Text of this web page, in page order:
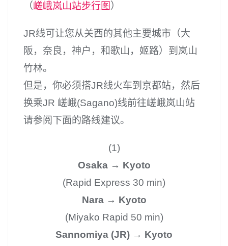
（嵯峨岚山站步行图）
JR线可让您从关西的其他主要城市（大
阪，奈良，神户，和歌山，姬路）到岚山
竹林。
但是，你必须搭JR线火车到京都站，然后
换乘JR 嵯峨(Sagano)线前往嵯峨岚山站
请参阅下面的路线建议。
(1)
Osaka → Kyoto
(Rapid Express 30 min)
Nara → Kyoto
(Miyako Rapid 50 min)
Sannomiya (JR) → Kyoto